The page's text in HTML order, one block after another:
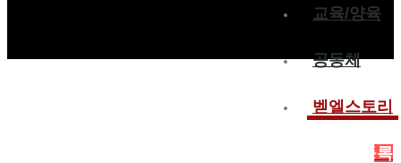
교육/양육
공동체
벧엘스토리
새가족등록